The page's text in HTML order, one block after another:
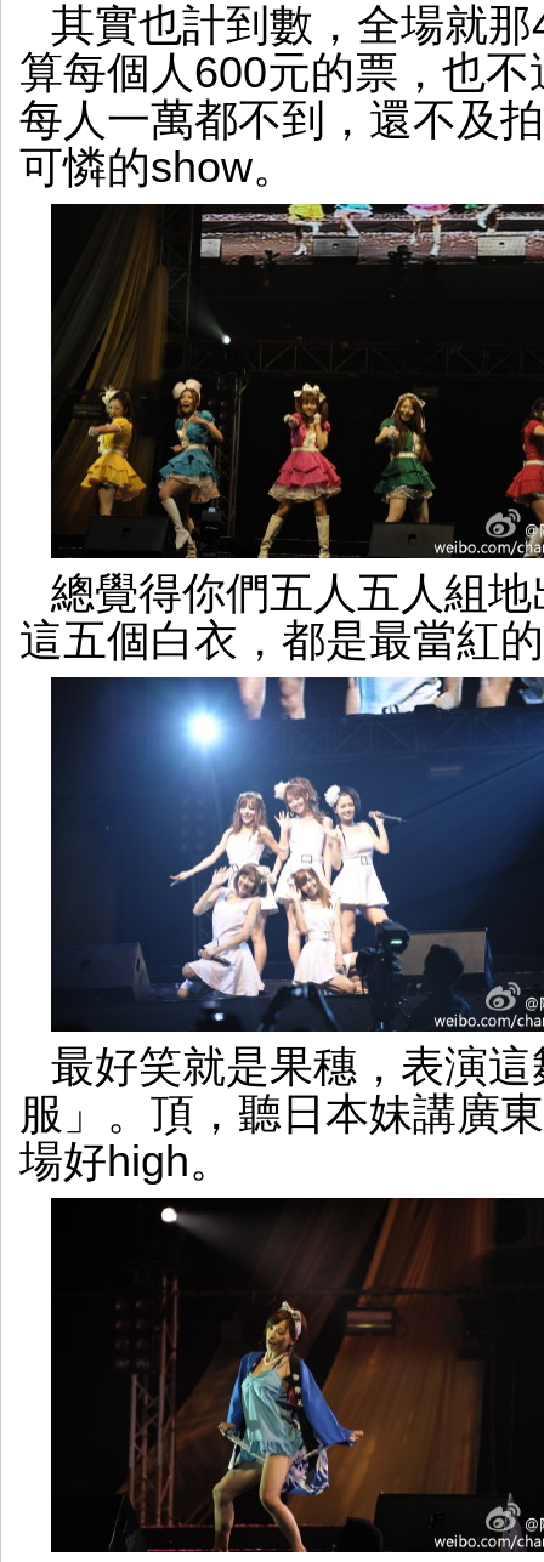
其實也計到數，全場就
算每個人600元的票，也
每人一萬都不到，還不及
可憐的show。
總覺得你們五人五人組
這五個白衣，都是最當紅
最好笑就是果穗，表演
服」。頂，聽日本妹講廣
場好high。